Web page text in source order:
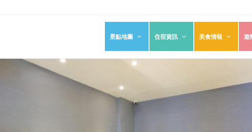
景點地圖 住宿資訊 美食情報 遊